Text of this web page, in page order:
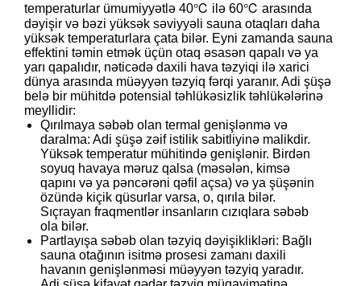
temperaturlar ümumiyyətlə 40℃ ilə 60℃ arasında
dəyişir və bəzi yüksək səviyyəli sauna otaqları daha
yüksək temperaturlara çata bilər. Eyni zamanda sauna
effektini təmin etmək üçün otaq əsasən qapalı və ya
yarı qapalıdır, nəticədə daxili hava təzyiqi ilə xarici
dünya arasında müəyyən təzyiq fərqi yaranır. Adi şüşə
belə bir mühitdə potensial təhlükəsizlik təhlükələrinə
meyllidir:
Qırılmaya səbəb olan termal genişlənmə və
daralma: Adi şüşə zəif istilik sabitliyinə malikdir.
Yüksək temperatur mühitində genişlənir. Birdən
soyuq havaya məruz qalsa (məsələn, kimsə
qapını və ya pəncərəni qəfil açsa) və ya şüşənin
özündə kiçik qüsurlar varsa, o, qırıla bilər.
Sıçrayan fraqmentlər insanların cızıqlara səbəb
ola bilər.
Partlayışa səbəb olan təzyiq dəyişiklikləri: Bağlı
sauna otağının isitmə prosesi zamanı daxili
havanın genişlənməsi müəyyən təzyiq yaradır.